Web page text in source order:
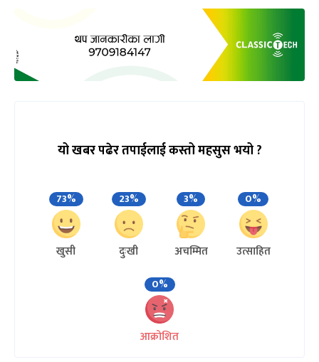
यो खबर पढेर तपाईलाई कस्तो महसुस भयो ?
73%
खुसी
23%
दुःखी
3%
अचम्मित
0%
उत्साहित
0%
आक्रोशित